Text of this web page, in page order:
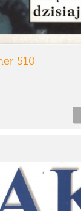
510